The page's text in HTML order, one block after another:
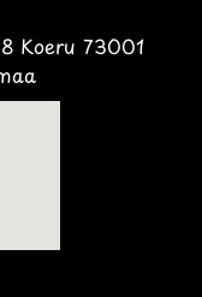
Koeru 73001